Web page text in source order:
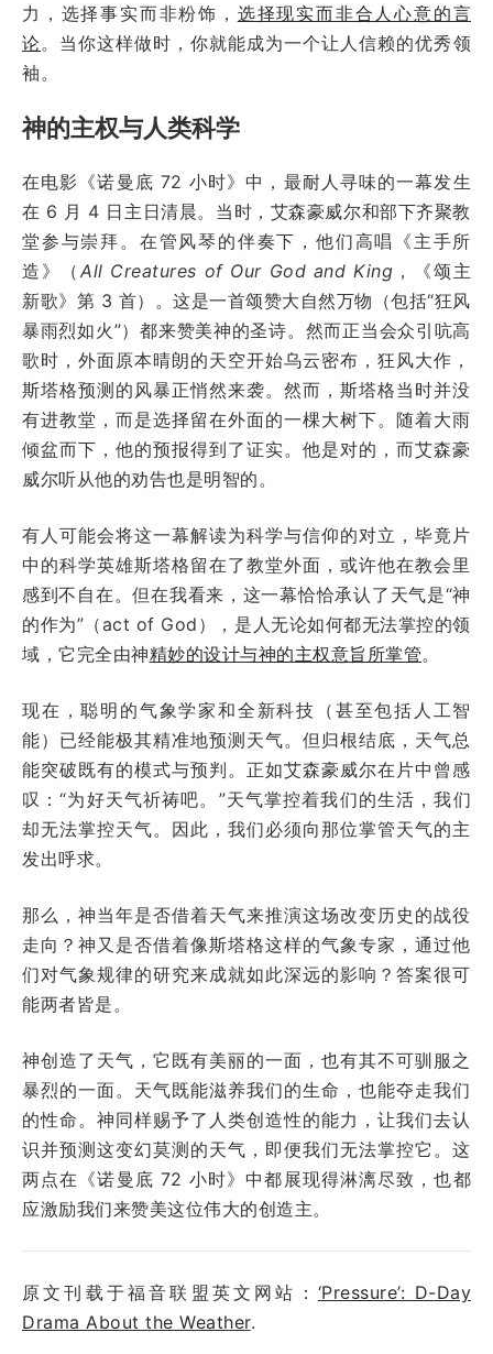
力，选择事实而非粉饰， 选择现实而非合人心意的言
论。当你这样做时，你就能成为一个让人信赖的优秀领
袖。
神的主权与人类科学
在电影《诺曼底 72 小时》中，最耐人寻味的一幕发生
在 6 月 4 日主日清晨。当时，艾森豪威尔和部下齐聚教
堂参与崇拜。在管风琴的伴奏下，他们高唱《主手所
造》（All Creatures of Our God and King ，《颂主
新歌》第 3 首）。这是一首颂赞大自然万物（包括“狂风
暴雨烈如火”）都来赞美神的圣诗。然而正当会众引吭高
歌时，外面原本晴朗的天空开始乌云密布，狂风大作，
斯塔格预测的风暴正悄然来袭。然而，斯塔格当时并没
有进教堂，而是选择留在外面的一棵大树下。随着大雨
倾盆而下，他的预报得到了证实。他是对的，而艾森豪
威尔听从他的劝告也是明智的。
有人可能会将这一幕解读为科学与信仰的对立，毕竟片
中的科学英雄斯塔格留在了教堂外面，或许他在教会里
感到不自在。但在我看来，这一幕恰恰承认了天气是“神
的作为”（act of God），是人无论如何都无法掌控的领
域，它完全由神精妙的设计与神的主权意旨所掌管。
现在，聪明的气象学家和全新科技（甚至包括人工智
能）已经能极其精准地预测天气。但归根结底，天气总
能突破既有的模式与预判。正如艾森豪威尔在片中曾感
叹：“为好天气祈祷吧。”天气掌控着我们的生活，我们
却无法掌控天气。因此，我们必须向那位掌管天气的主
发出呼求。
那么，神当年是否借着天气来推演这场改变历史的战役
走向？神又是否借着像斯塔格这样的气象专家，通过他
们对气象规律的研究来成就如此深远的影响？答案很可
能两者皆是。
神创造了天气，它既有美丽的一面，也有其不可驯服之
暴烈的一面。天气既能滋养我们的生命，也能夺走我们
的性命。神同样赐予了人类创造性的能力，让我们去认
识并预测这变幻莫测的天气，即便我们无法掌控它。这
两点在《诺曼底 72 小时》中都展现得淋漓尽致，也都
应激励我们来赞美这位伟大的创造主。
原文刊载于福音联盟英文网站： ‘Pressure’: D-Day
Drama About the Weather.